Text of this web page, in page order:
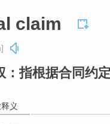
claim
：指根据合同约
义